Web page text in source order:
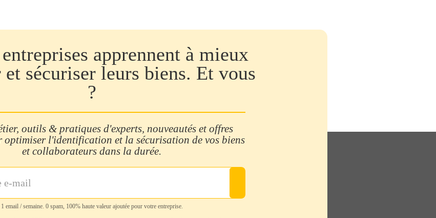
entreprises apprennent à mieux
sécuriser leurs biens. Et vous
?
outils & pratiques d'experts, nouveautés et offres
optimiser l'identification et la sécurisation de vos biens
et collaborateurs dans la durée.
1 email / semaine. 0 spam, 100% haute valeur ajoutée pour votre entreprise.